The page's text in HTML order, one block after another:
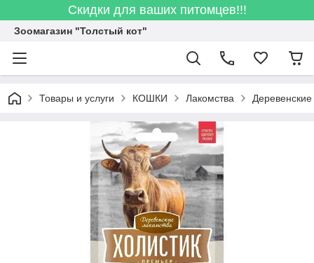
Скидки для ваших питомцев!!!
Зоомагазин "Толстый кот"
Товары и услуги КОШКИ Лакомства